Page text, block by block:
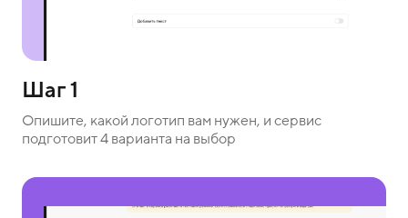
Шаг 1
Опишите, какой логотип вам нужен, и сервис
подготовит 4 варианта на выбор